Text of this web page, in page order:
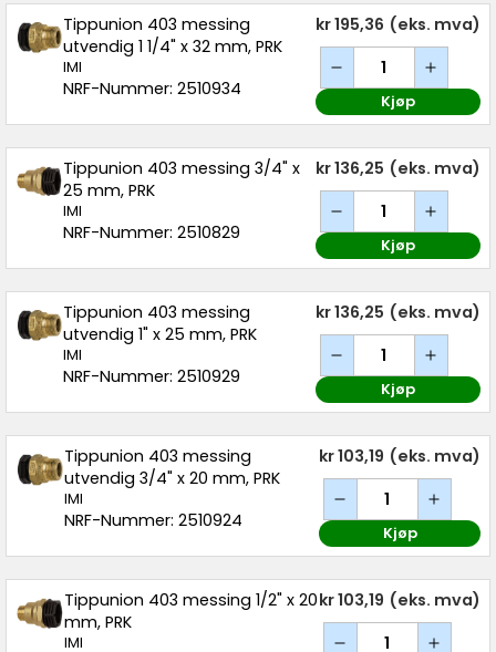
Tippunion 403 messing
utvendig 1 1/4" x 32 mm, PRK
IMI
NRF-Nummer: 2510934
kr 195,36 (eks. mva)
Kjøp
Tippunion 403 messing 3/4" x
25 mm, PRK
IMI
NRF-Nummer: 2510829
kr 136,25 (eks. mva)
Kjøp
Tippunion 403 messing
utvendig 1" x 25 mm, PRK
IMI
NRF-Nummer: 2510929
kr 136,25 (eks. mva)
Kjøp
Tippunion 403 messing
utvendig 3/4" x 20 mm, PRK
IMI
NRF-Nummer: 2510924
kr 103,19 (eks. mva)
Kjøp
Tippunion 403 messing 1/2" x 20
mm, PRK
IMI
kr 103,19 (eks. mva)